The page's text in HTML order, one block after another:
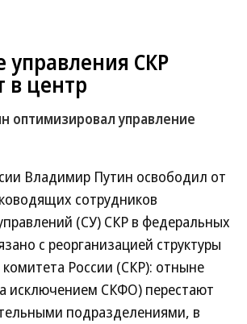
СКР
в центр
оптимизировал управление
Владимир Путин освободил от
сотрудников
(СУ) СКР в федеральных
с реорганизацией структуры
России (СКР): отныне
исключением СКФО) перестают
подразделениями, в